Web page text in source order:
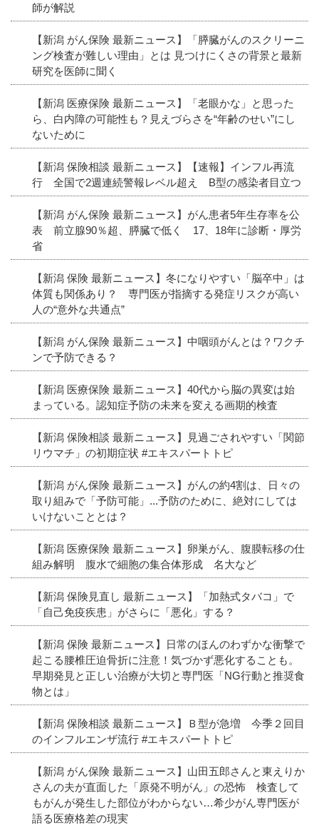
師が解説
【新潟 がん保険 最新ニュース】「膵臓がんのスクリーニ
ング検査が難しい理由」とは 見つけにくさの背景と最新
研究を医師に聞く
【新潟 医療保険 最新ニュース】「老眼かな」と思った
ら、白内障の可能性も？見えづらさを“年齢のせい”にし
ないために
【新潟 保険相談 最新ニュース】【速報】インフル再流
行 全国で2週連続警報レベル超え B型の感染者目立つ
【新潟 がん保険 最新ニュース】がん患者5年生存率を公
表 前立腺90％超、膵臓で低く 17、18年に診断・厚労
省
【新潟 保険 最新ニュース】冬になりやすい「脳卒中」は
体質も関係あり？ 専門医が指摘する発症リスクが高い
人の“意外な共通点”
【新潟 がん保険 最新ニュース】中咽頭がんとは？ワクチ
ンで予防できる？
【新潟 医療保険 最新ニュース】40代から脳の異変は始
まっている。認知症予防の未来を変える画期的検査
【新潟 保険相談 最新ニュース】見過ごされやすい「関節
リウマチ」の初期症状 #エキスパートトピ
【新潟 がん保険 最新ニュース】がんの約4割は、日々の
取り組みで「予防可能」...予防のために、絶対にしては
いけないこととは？
【新潟 医療保険 最新ニュース】卵巣がん、腹膜転移の仕
組み解明 腹水で細胞の集合体形成 名大など
【新潟 保険見直し 最新ニュース】「加熱式タバコ」で
「自己免疫疾患」がさらに「悪化」する？
【新潟 保険 最新ニュース】日常のほんのわずかな衝撃で
起こる腰椎圧迫骨折に注意！気づかず悪化することも。
早期発見と正しい治療が大切と専門医「NG行動と推奨食
物とは」
【新潟 保険相談 最新ニュース】Ｂ型が急増 今季２回目
のインフルエンザ流行 #エキスパートトピ
【新潟 がん保険 最新ニュース】山田五郎さんと東えりか
さんの夫が直面した「原発不明がん」の恐怖 検査して
もがんが発生した部位がわからない…希少がん専門医が
語る医療格差の現実